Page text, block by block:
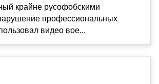
крайне русофобскими
профессиональных
видео вое...